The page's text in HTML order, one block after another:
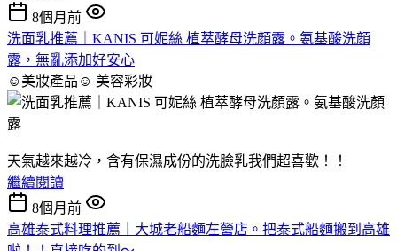
8個月前
洗面乳推薦｜KANIS 可妮絲 植萃酵母洗顏露。氨基酸洗顏
露，無亂添加好安心
☺美妝產品☺ 美容彩妝
天氣越來越冷，含有保濕成份的洗臉乳我們超喜歡！！
繼續閱讀
8個月前
高雄泰式料理推薦｜大城老船麵左營店。把泰式船麵搬到高雄